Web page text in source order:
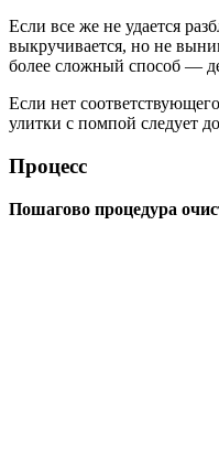
Если все же не удается
выкручивается, но не
более сложный способ —
Если нет
улитки с помпой следует
Процесс
Пошагово процедура